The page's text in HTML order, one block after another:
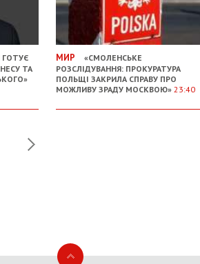
ТА
МИР
«СМОЛЕНСЬКЕ
РОЗСЛІДУВАННЯ: ПРОКУРАТУРА
ПОЛЬЩІ ЗАКРИЛА СПРАВУ ПРО
МОЖЛИВУ ЗРАДУ МОСКВОЮ» 23:40